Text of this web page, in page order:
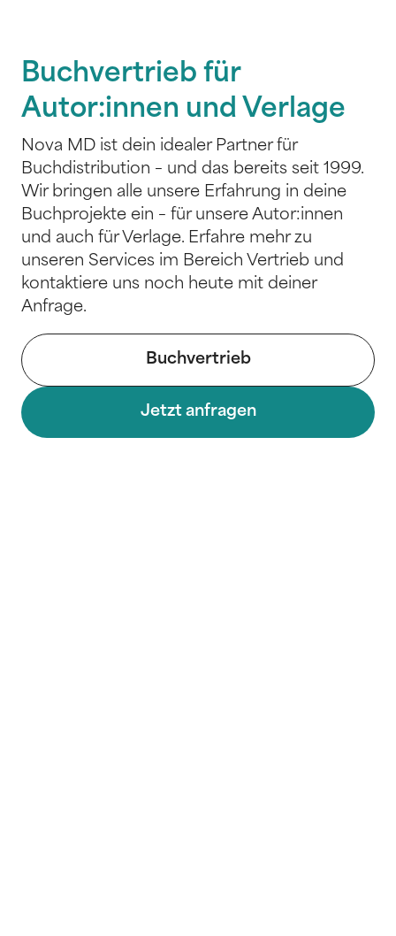
Buchvertrieb für
Autor:innen und Verlage
Nova MD ist dein idealer Partner für
Buchdistribution – und das bereits seit 1999.
Wir bringen alle unsere Erfahrung in deine
Buchprojekte ein – für unsere Autor:innen
und auch für Verlage. Erfahre mehr zu
unseren Services im Bereich Vertrieb und
kontaktiere uns noch heute mit deiner
Anfrage.
Buchvertrieb
Jetzt anfragen